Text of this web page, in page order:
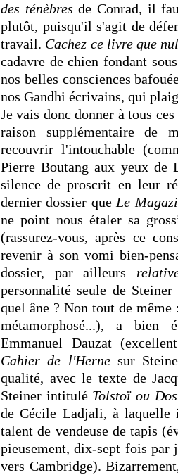
des ténèbres de Conrad, il
plutôt, puisqu'il s'agit de
travail. Cachez ce livre que
cadavre de chien fondant
nos belles consciences
nos Gandhi écrivains, qui
Je vais donc donner à tous
raison supplémentaire de
recouvrir l'intouchable
Pierre Boutang aux yeux de
silence de proscrit en leur
dernier dossier que Le
ne point nous étaler sa
(rassurez-vous, après ce
revenir à son vomi bien-
dossier, par ailleurs
personnalité seule de
quel âne ? Non tout de
métamorphosé...), a bien
Emmanuel Dauzat
Cahier de l'Hernesur
qualité, avec le texte de
Steiner intitulé Tolstoï ou
de Cécile Ladjali, à laquelle
talent de vendeuse de tapis
pieusement, dix-sept fois par
vers Cambridge).